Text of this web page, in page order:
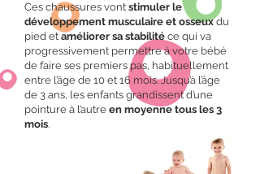
Ces chaussures vont stimuler le
développement musculaire et osseuxdu
pied et améliorer sa stabilité ce qui va
progressivement permettre à votre bébé
de faire ses premiers pas, habituellement
entre l’âge de 10 et 16 mois. Jusqu’à l’âge
de 3 ans, les enfants grandissent d’une
pointure à l’autre en moyenne tous les 3
mois.